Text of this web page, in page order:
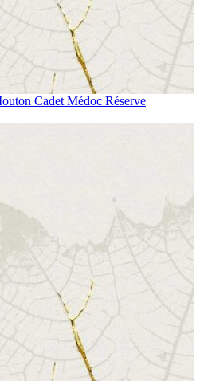
Cadet Médoc Réserve